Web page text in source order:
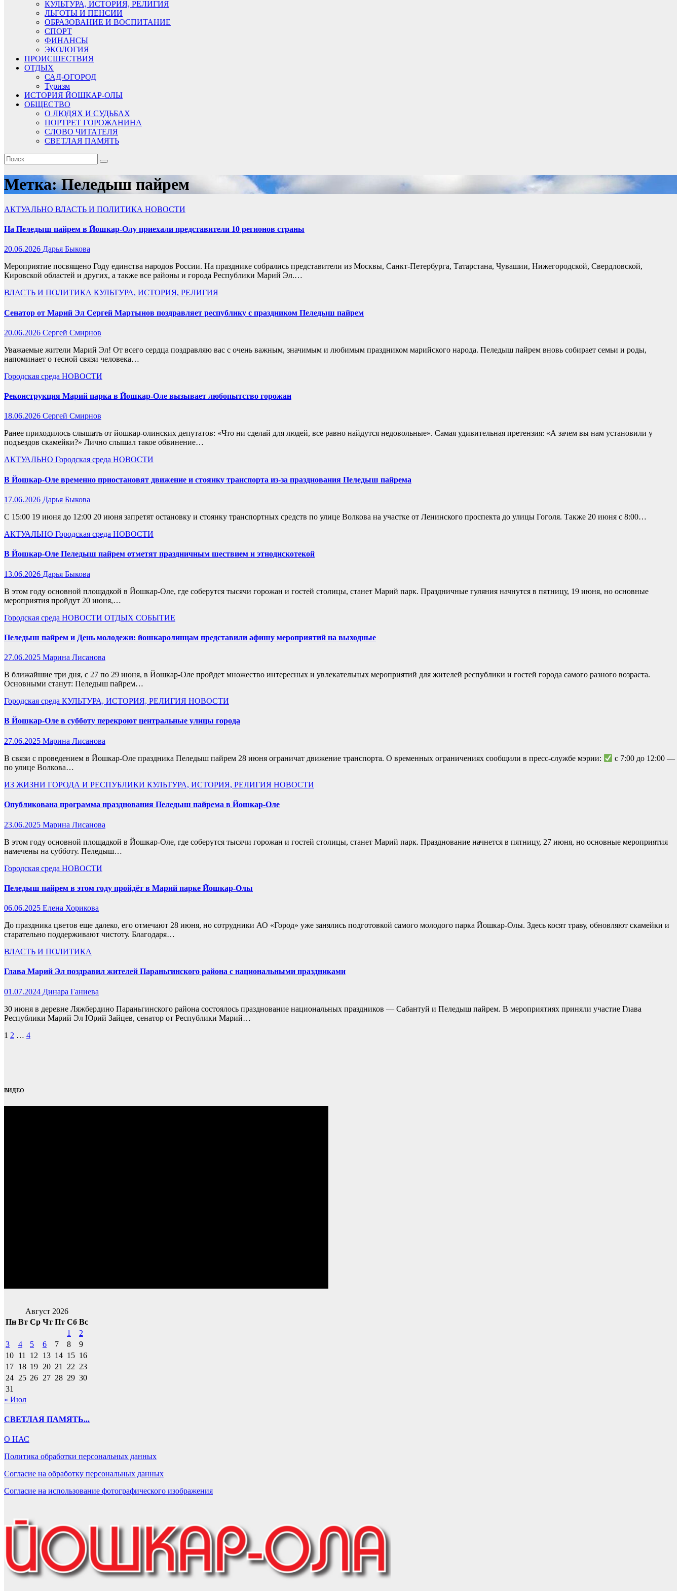
КУЛЬТУРА, ИСТОРИЯ, РЕЛИГИЯ
ЛЬГОТЫ И ПЕНСИИ
ОБРАЗОВАНИЕ И ВОСПИТАНИЕ
СПОРТ
ФИНАНСЫ
ЭКОЛОГИЯ
ПРОИСШЕСТВИЯ
ОТДЫХ
САД-ОГОРОД
Туризм
ИСТОРИЯ ЙОШКАР-ОЛЫ
ОБЩЕСТВО
О ЛЮДЯХ И СУДЬБАХ
ПОРТРЕТ ГОРОЖАНИНА
СЛОВО ЧИТАТЕЛЯ
СВЕТЛАЯ ПАМЯТЬ
Метка:Пеледыш пайрем
АКТУАЛЬНО ВЛАСТЬ И ПОЛИТИКА НОВОСТИ
На Пеледыш пайрем в Йошкар-Олу приехали представители 10 регионов страны
20.06.2026 Дарья Быкова
Мероприятие посвящено Году единства народов России. На празднике собрались представители из Москвы, Санкт‑Петербурга, Татарстана, Чувашии, Нижегородской, Свердловской,
Кировской областей и других, а также все районы и города Республики Марий Эл.…
ВЛАСТЬ И ПОЛИТИКА КУЛЬТУРА, ИСТОРИЯ, РЕЛИГИЯ
Сенатор от Марий Эл Сергей Мартынов поздравляет республику с праздником Пеледыш пайрем
20.06.2026 Сергей Смирнов
Уважаемые жители Марий Эл! От всего сердца поздравляю вас с очень важным, значимым и любимым праздником марийского народа. Пеледыш пайрем вновь собирает семьи и роды,
напоминает о тесной связи человека…
Городская среда НОВОСТИ
Реконструкция Марий парка в Йошкар-Оле вызывает любопытство горожан
18.06.2026 Сергей Смирнов
Ранее приходилось слышать от йошкар-олинских депутатов: «Что ни сделай для людей, все равно найдутся недовольные». Самая удивительная претензия: «А зачем вы нам установили у
подъездов скамейки?» Лично слышал такое обвинение…
АКТУАЛЬНО Городская среда НОВОСТИ
В Йошкар‑Оле временно приостановят движение и стоянку транспорта из‑за празднования Пеледыш пайрема
17.06.2026 Дарья Быкова
С 15:00 19 июня до 12:00 20 июня запретят остановку и стоянку транспортных средств по улице Волкова на участке от Ленинского проспекта до улицы Гоголя. Также 20 июня с 8:00…
АКТУАЛЬНО Городская среда НОВОСТИ
В Йошкар-Оле Пеледыш пайрем отметят праздничным шествием и этнодискотекой
13.06.2026 Дарья Быкова
В этом году основной площадкой в Йошкар-Оле, где соберутся тысячи горожан и гостей столицы, станет Марий парк. Праздничные гуляния начнутся в пятницу, 19 июня, но основные
мероприятия пройдут 20 июня,…
Городская среда НОВОСТИ ОТДЫХ СОБЫТИЕ
Пеледыш пайрем и День молодежи: йошкаролинцам представили афишу мероприятий на выходные
27.06.2025 Марина Лисанова
В ближайшие три дня, с 27 по 29 июня, в Йошкар-Оле пройдет множество интересных и увлекательных мероприятий для жителей республики и гостей города самого разного возраста.
Основными станут: Пеледыш пайрем…
Городская среда КУЛЬТУРА, ИСТОРИЯ, РЕЛИГИЯ НОВОСТИ
В Йошкар-Оле в субботу перекроют центральные улицы города
27.06.2025 Марина Лисанова
В связи с проведением в Йошкар-Оле праздника Пеледыш пайрем 28 июня ограничат движение транспорта. О временных ограничениях сообщили в пресс-службе мэрии:
с 7:00 до 12:00 —
по улице Волкова…
ИЗ ЖИЗНИ ГОРОДА И РЕСПУБЛИКИ КУЛЬТУРА, ИСТОРИЯ, РЕЛИГИЯ НОВОСТИ
Опубликована программа празднования Пеледыш пайрема в Йошкар-Оле
23.06.2025 Марина Лисанова
В этом году основной площадкой в Йошкар-Оле, где соберутся тысячи горожан и гостей столицы, станет Марий парк. Празднование начнется в пятницу, 27 июня, но основные мероприятия
намечены на субботу. Пеледыш…
Городская среда НОВОСТИ
Пеледыш пайрем в этом году пройдёт в Марий парке Йошкар-Олы
06.06.2025 Елена Хорикова
До праздника цветов еще далеко, его отмечают 28 июня, но сотрудники АО «Город» уже занялись подготовкой самого молодого парка Йошкар-Олы. Здесь косят траву, обновляют скамейки и
старательно поддерживают чистоту. Благодаря…
ВЛАСТЬ И ПОЛИТИКА
Глава Марий Эл поздравил жителей Параньгинского района с национальными праздниками
01.07.2024 Динара Ганиева
30 июня в деревне Ляжбердино Параньгинского района состоялось празднование национальных праздников — Сабантуй и Пеледыш пайрем. В мероприятиях приняли участие Глава
Республики Марий Эл Юрий Зайцев, сенатор от Республики Марий…
Пагинация
1 2 … 4
ВИДЕО
Август 2026
Пн Вт Ср Чт Пт Сб Вс
1
2
3
4 5 6 7 8
9
10 11 12 13 14 15 16
17 18 19 20 21 22 23
24 25 26 27 28 29 30
31
« Июл
СВЕТЛАЯ ПАМЯТЬ...
О НАС
Политика обработки персональных данных
Согласие на обработку персональных данных
Согласие на использование фотографического изображения